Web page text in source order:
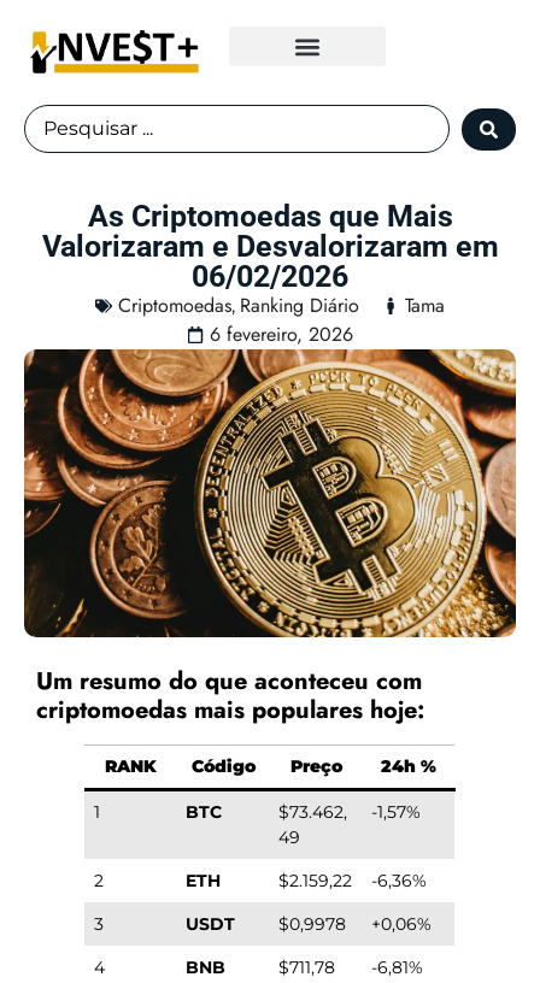
As Criptomoedas que Mais
Valorizaram e Desvalorizaram em
06/02/2026
Criptomoedas, Ranking Diário
Tama
6 fevereiro, 2026
Um resumo do que aconteceu com
criptomoedas mais populares hoje:
RANK Código Preço 24h %
1 BTC
$73.462,
49
-1,57%
2 ETH $2.159,22
-6,36%
3
USDT $0,9978
+0,06%
4
BNB $711,78
-6,81%